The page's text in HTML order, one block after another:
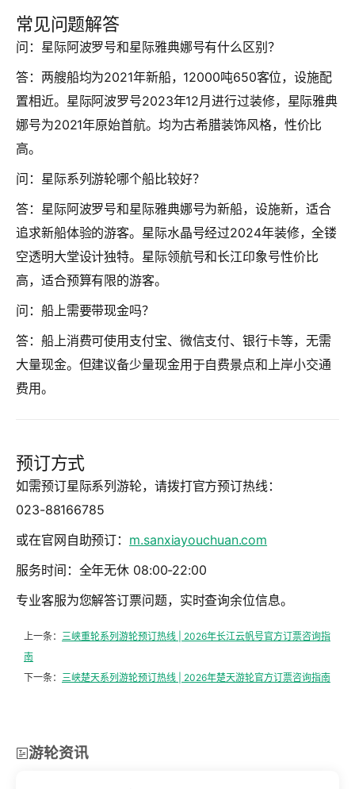
常见问题解答
问：星际阿波罗号和星际雅典娜号有什么区别？
答：两艘船均为2021年新船，12000吨650客位，设施配
置相近。星际阿波罗号2023年12月进行过装修，星际雅典
娜号为2021年原始首航。均为古希腊装饰风格，性价比
高。
问：星际系列游轮哪个船比较好？
答：星际阿波罗号和星际雅典娜号为新船，设施新，适合
追求新船体验的游客。星际水晶号经过2024年装修，全镂
空透明大堂设计独特。星际领航号和长江印象号性价比
高，适合预算有限的游客。
问：船上需要带现金吗？
答：船上消费可使用支付宝、微信支付、银行卡等，无需
大量现金。但建议备少量现金用于自费景点和上岸小交通
费用。
预订方式
如需预订星际系列游轮，请拨打官方预订热线：
023-88166785
或在官网自助预订： m.sanxiayouchuan.com
服务时间：全年无休 08:00-22:00
专业客服为您解答订票问题，实时查询余位信息。
上一条： 三峡重轮系列游轮预订热线 | 2026年长江云帆号官方订票咨询指
南
下一条： 三峡楚天系列游轮预订热线 | 2026年楚天游轮官方订票咨询指南
 游轮资讯